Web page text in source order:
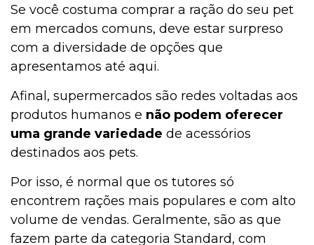
Se você costuma comprar a ração do seu pet
em mercados comuns, deve estar surpreso
com a diversidade de opções que
apresentamos até aqui.
Afinal, supermercados são redes voltadas aos
produtos humanos e não podem oferecer
uma grande variedade de acessórios
destinados aos pets.
Por isso, é normal que os tutores só
encontrem rações mais populares e com alto
volume de vendas. Geralmente, são as que
fazem parte da categoria Standard, com